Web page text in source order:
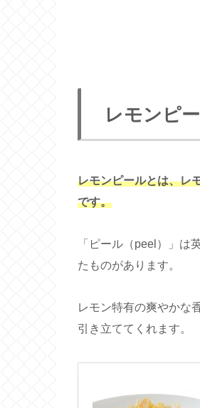
レモンピ
レモンピールとは、レ
です。
「ピール（peel）」は
たものがあります。
レモン特有の爽やかな
引き立ててくれます。